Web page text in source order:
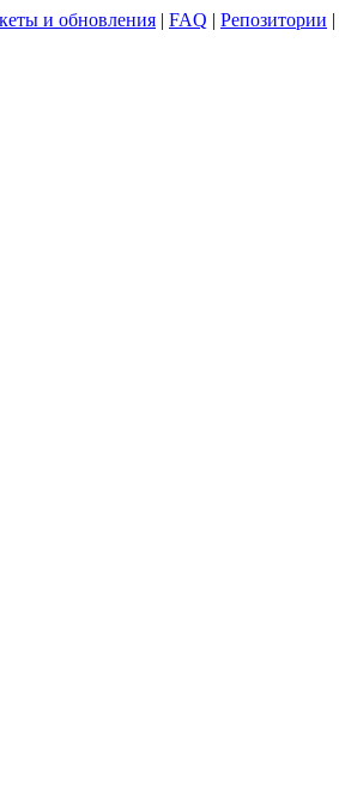
и обновления | FAQ | Репозитории |